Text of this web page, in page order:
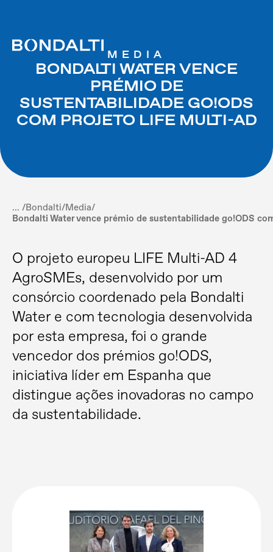
MEDIA
BONDALTI WATER VENCE
PRÉMIO DE
SUSTENTABILIDADE GO!ODS
COM PROJETO LIFE MULTI-AD
... /Bondalti/Media/
Bondalti Water vence prémio de sustentabilidade go!ODS
O projeto europeu LIFE Multi-AD 4
AgroSMEs, desenvolvido por um
consórcio coordenado pela Bondalti
Water e com tecnologia desenvolvida
por esta empresa, foi o grande
vencedor dos prémios go!ODS,
iniciativa líder em Espanha que
distingue ações inovadoras no campo
da sustentabilidade.